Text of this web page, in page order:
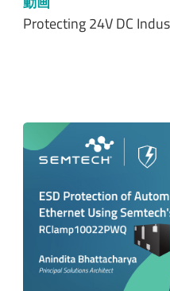
Protecting 24V DC